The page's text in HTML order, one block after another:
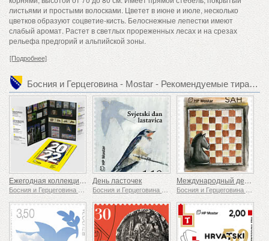
листьями и простыми волосками. Цветет в июне и июле, несколько
цветков образуют соцветие-кисть. Белоснежные лепестки имеют
слабый аромат. Растет в светлых прореженных лесах и на срезах
рельефа предгорий и альпийской зоны.
[Подробнее]
Босния и Герцеговина - Mostar - Рекомендуемые тиражи марок
Ежегодная коллекция марок г. 2022
Босния и Герцеговина - Mostar
День ласточек Международный день спорта на благо развития и мира